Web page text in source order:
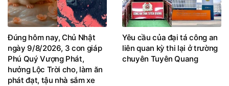
Đúng hôm nay, Chủ Nhật
ngày 9/8/2026, 3 con giáp
Phú Quý Vượng Phát,
hưởng Lộc Trời cho, làm ăn
phát đạt, tậu nhà sắm xe
Yêu cầu của đại tá công an
liên quan kỳ thi lại ở trường
chuyên Tuyên Quang